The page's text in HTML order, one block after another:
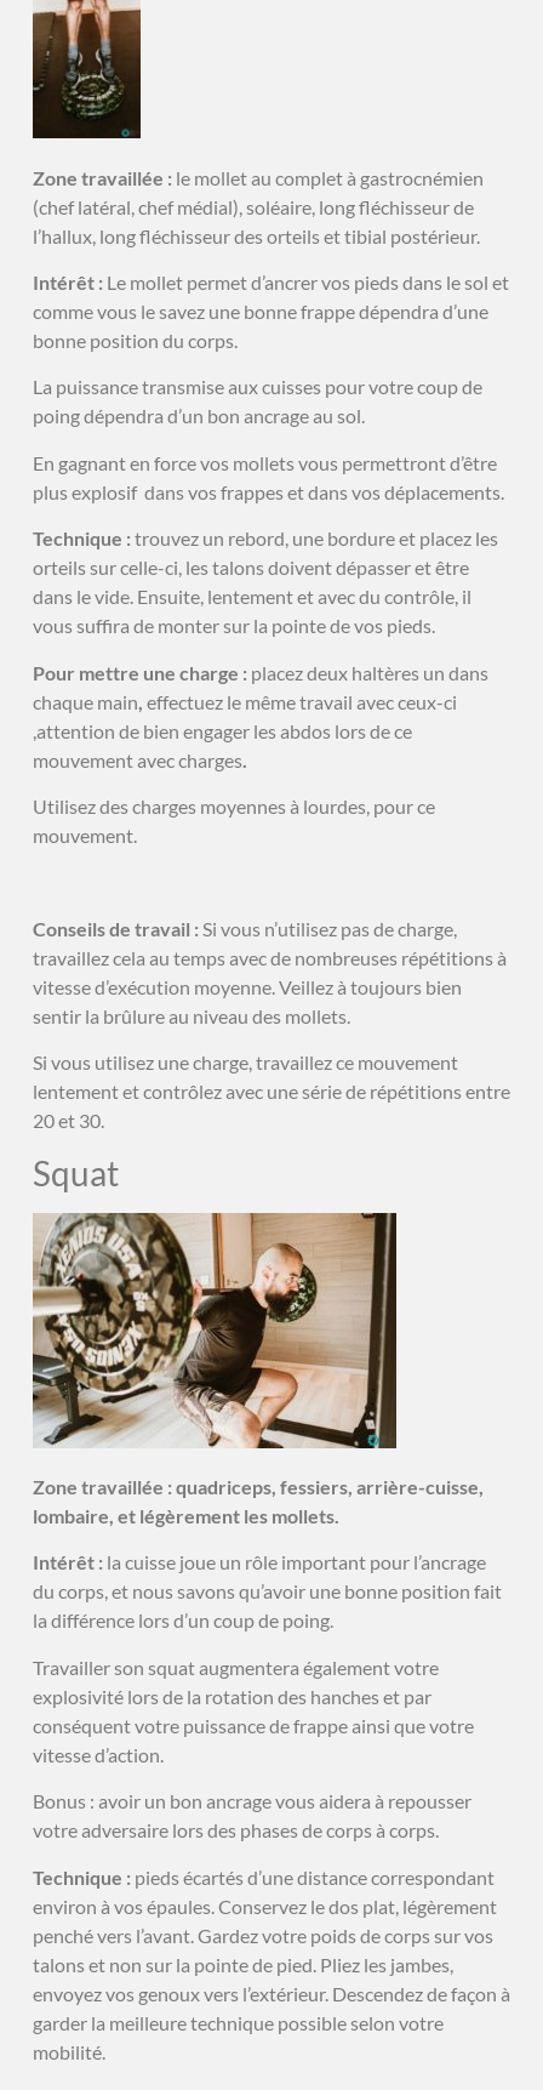
Zone travaillée : le mollet au complet à gastrocnémien
(chef latéral, chef médial), soléaire, long fléchisseur de
l’hallux, long fléchisseur des orteils et tibial postérieur.
Intérêt : Le mollet permet d’ancrer vos pieds dans le sol et
comme vous le savez une bonne frappe dépendra d’une
bonne position du corps.
La puissance transmise aux cuisses pour votre coup de
poing dépendra d’un bon ancrage au sol.
En gagnant en force vos mollets vous permettront d’être
plus explosif dans vos frappes et dans vos déplacements.
Technique : trouvez un rebord, une bordure et placez les
orteils sur celle-ci, les talons doivent dépasser et être
dans le vide. Ensuite, lentement et avec du contrôle, il
vous suffira de monter sur la pointe de vos pieds.
Pour mettre une charge : placez deux haltères un dans
chaque main effectuez le même travail avec ceux-ci
,attention de bien engager les abdos lors de ce
mouvement avec charges.
Utilisez des charges moyennes à lourdes, pour ce
mouvement.
Conseils de travail : Si vous n’utilisez pas de charge,
travaillez cela au temps avec de nombreuses répétitions à
vitesse d’exécution moyenne. Veillez à toujours bien
sentir la brûlure au niveau des mollets.
Si vous utilisez une charge, travaillez ce mouvement
lentement et contrôlez avec une série de répétitions entre
20 et 30.
Squat
Zone travaillée : quadriceps, fessiers, arrière-cuisse,
lombaire, et légèrement les mollets.
Intérêt : la cuisse joue un rôle important pour l’ancrage
du corps, et nous savons qu’avoir une bonne position fait
la différence lors d’un coup de poing.
Travailler son squat augmentera également votre
explosivité lors de la rotation des hanches et par
conséquent votre puissance de frappe ainsi que votre
vitesse d’action.
Bonus : avoir un bon ancrage vous aidera à repousser
votre adversaire lors des phases de corps à corps.
Technique : pieds écartés d’une distance correspondant
environ à vos épaules. Conservez le dos plat, légèrement
penché vers l’avant. Gardez votre poids de corps sur vos
talons et non sur la pointe de pied. Pliez les jambes,
envoyez vos genoux vers l’extérieur. Descendez de façon à
garder la meilleure technique possible selon votre
mobilité.